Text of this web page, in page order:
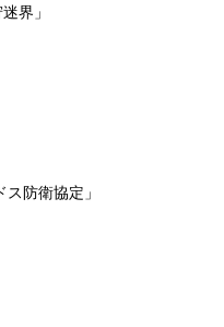
界」
防衛協定」